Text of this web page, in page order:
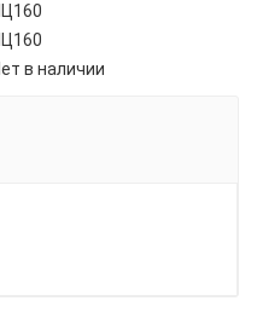
в наличии